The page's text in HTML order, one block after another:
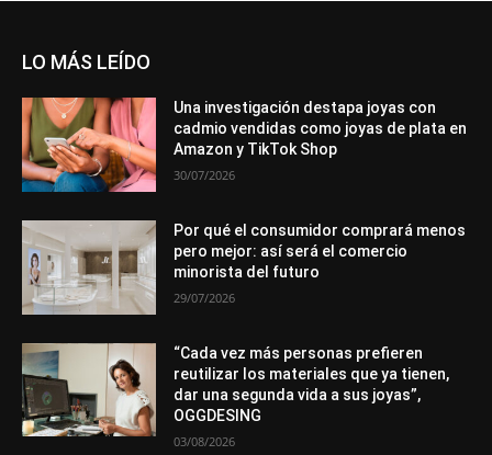
LO MÁS LEÍDO
Una investigación destapa joyas con
cadmio vendidas como joyas de plata en
Amazon y TikTok Shop
30/07/2026
Por qué el consumidor comprará menos
pero mejor: así será el comercio
minorista del futuro
29/07/2026
“Cada vez más personas prefieren
reutilizar los materiales que ya tienen,
dar una segunda vida a sus joyas”,
OGGDESING
03/08/2026